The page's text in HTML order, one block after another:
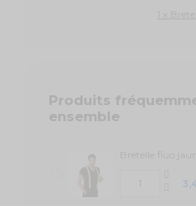
1 x
Produits
ensemble
Bretelle fluo